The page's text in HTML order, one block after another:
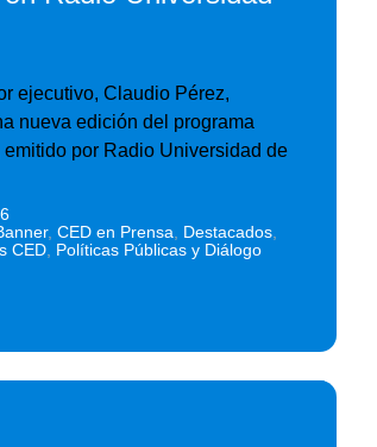
ejecutivo, Claudio Pérez,
nueva edición del programa
por Radio Universidad de
,CED en Prensa Destacados
CED, Políticas Públicas y Diálogo